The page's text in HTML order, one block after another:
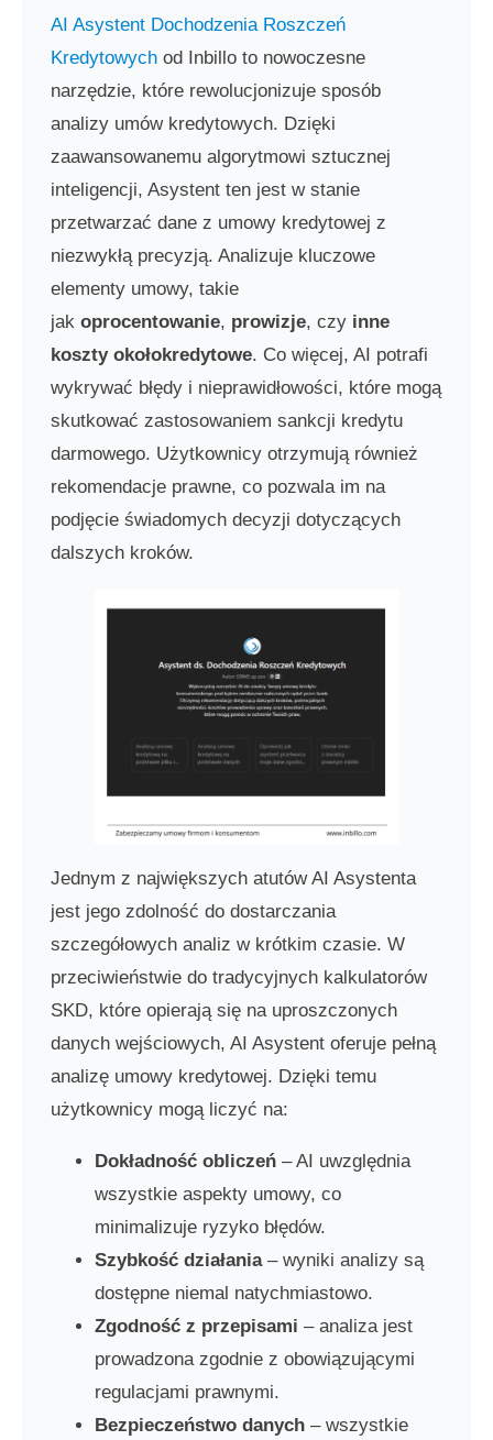
AI Asystent Dochodzenia Roszczeń
Kredytowychod Inbillo to nowoczesne
narzędzie, które rewolucjonizuje sposób
analizy umów kredytowych. Dzięki
zaawansowanemu algorytmowi sztucznej
inteligencji, Asystent ten jest w stanie
przetwarzać dane z umowy kredytowej z
niezwykłą precyzją. Analizuje kluczowe
elementy umowy, takie
jak oprocentowanie, prowizje, czy inne
koszty okołokredytowe. Co więcej, AI potrafi
wykrywać błędy i nieprawidłowości, które mogą
skutkować zastosowaniem sankcji kredytu
darmowego. Użytkownicy otrzymują również
rekomendacje prawne, co pozwala im na
podjęcie świadomych decyzji dotyczących
dalszych kroków.
Jednym z największych atutów AI Asystenta
jest jego zdolność do dostarczania
szczegółowych analiz w krótkim czasie. W
przeciwieństwie do tradycyjnych kalkulatorów
SKD, które opierają się na uproszczonych
danych wejściowych, AI Asystent oferuje pełną
analizę umowy kredytowej. Dzięki temu
użytkownicy mogą liczyć na:
Dokładność obliczeń– AI uwzględnia
wszystkie aspekty umowy, co
minimalizuje ryzyko błędów.
Szybkość działania– wyniki analizy są
dostępne niemal natychmiastowo.
Zgodność z przepisami – analiza jest
prowadzona zgodnie z obowiązującymi
regulacjami prawnymi.
Bezpieczeństwo danych– wszystkie